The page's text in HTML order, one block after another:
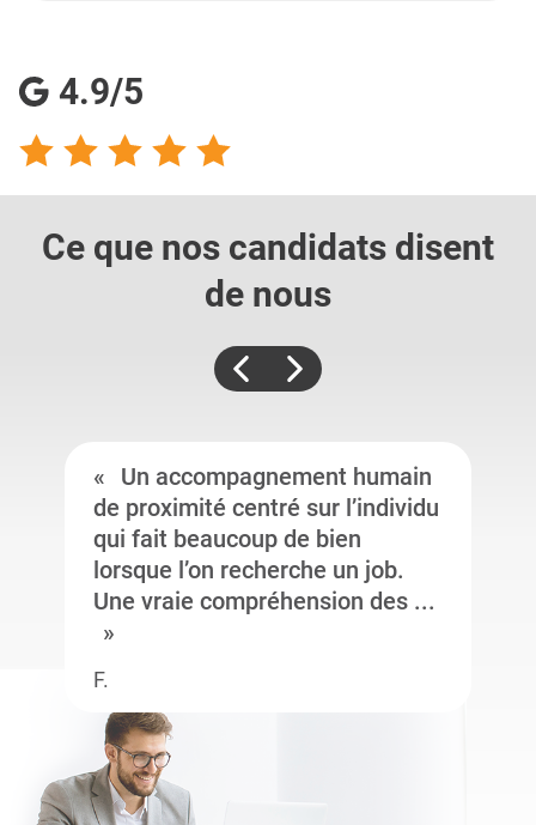
4.9/5
Ce que nos candidats disent
de nous
Un accompagnement humain
de proximité centré sur l’individu
qui fait beaucoup de bien
lorsque l’on recherche un job.
Une vraie compréhension des ...
F.